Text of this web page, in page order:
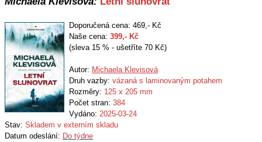
Doporučená cena: 469,- Kč
Naše cena: 399,- Kč
(sleva 15 % - ušetříte 70 Kč)
Autor: Michaela Klevisová
Druh vazby: vázaná s laminovaným potahem
Rozměry: 125 x 205 mm
Počet stran: 384
Vydáno: 2025-03-24
Stav: Skladem v externím skladu
Datum odeslání: Do týdne